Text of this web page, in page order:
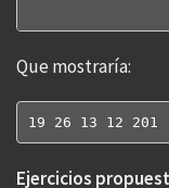
Que mostraría:
19 26 13 12 201
Ejercicios